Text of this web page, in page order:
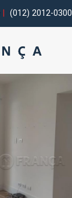
(012) 2012-0300